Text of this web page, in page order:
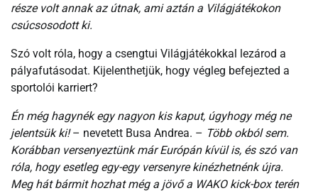
része volt annak az útnak, ami aztán a Világjátékokon
csúcsosodott ki.
Szó volt róla, hogy a csengtui Világjátékokkal lezárod a
pályafutásodat. Kijelenthetjük, hogy végleg befejezted a
sportolói karriert?
Én még hagynék egy nagyon kis kaput, úgyhogy még ne
jelentsük ki!– nevetett Busa Andrea. – Több okból sem.
Korábban versenyeztünk már Európán kívül is, és szó van
róla, hogy esetleg egy-egy versenyre kinézhetnénk újra.
Meg hát bármit hozhat még a jövő a WAKO kick-box terén